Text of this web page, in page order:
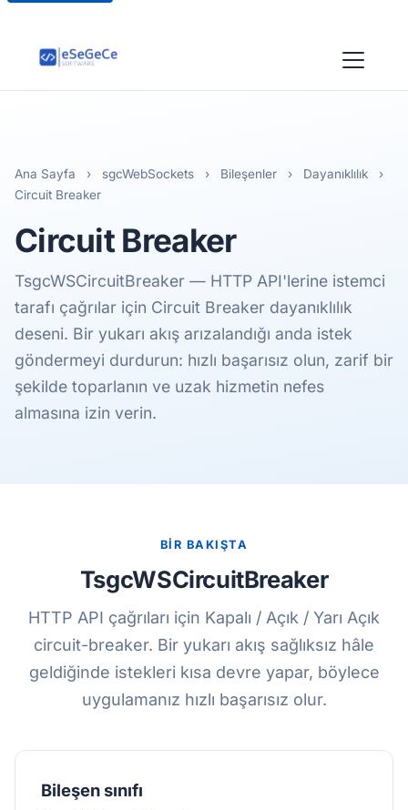
Ana Sayfa › sgcWebSockets › Bileşenler › Dayanıklılık
›
Circuit Breaker
Circuit Breaker
TsgcWSCircuitBreaker — HTTP API'lerine istemci
tarafı çağrılar için Circuit Breaker dayanıklılık
deseni. Bir yukarı akış arızalandığı anda istek
göndermeyi durdurun: hızlı başarısız olun, zarif bir
şekilde toparlanın ve uzak hizmetin nefes
almasına izin verin.
BİR BAKIŞTA
TsgcWSCircuitBreaker
HTTP API çağrıları için Kapalı / Açık / Yarı Açık
circuit-breaker. Bir yukarı akış sağlıksız hâle
geldiğinde istekleri kısa devre yapar, böylece
uygulamanız hızlı başarısız olur.
Bileşen sınıfı